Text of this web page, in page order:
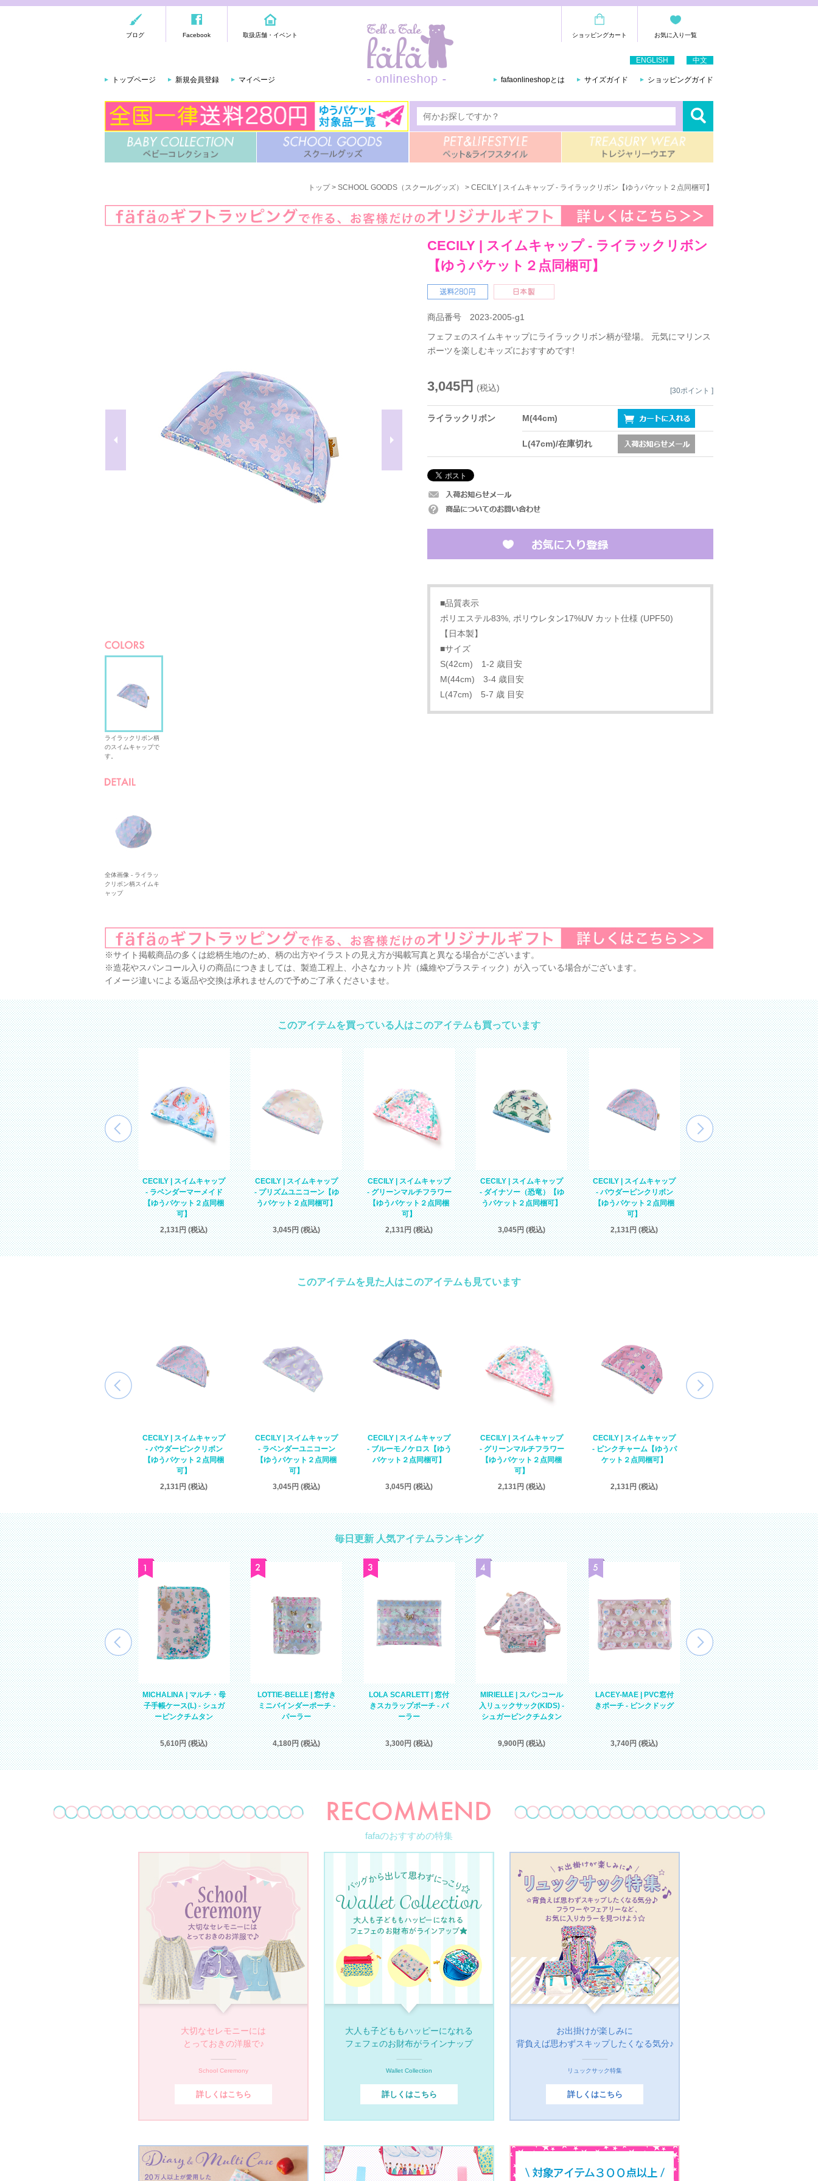
ブログ Facebook 取扱店舗・イベント ショッピングカート お気に入り一覧
ENGLISH 中文
トップページ 新規会員登録 マイページ fafaonlineshopとは サイズガイド ショッピングガイド
トップ> SCHOOL GOODS（スクールグッズ） > CECILY | スイムキャップ - ライラックリボン【ゆうパケット２点同梱可】
CECILY | スイムキャップ - ライラックリボン
【ゆうパケット２点同梱可】
商品番号 2023-2005-g1
フェフェのスイムキャップにライラックリボン柄が登場。 元気にマリンス
ポーツを楽しむキッズにおすすめです!
3,045円 (税込) [30ポイント ]
ライラックリボン M(44cm)
L(47cm)/在庫切れ
■品質表示
ポリエステル83%, ポリウレタン17%UV カット仕様 (UPF50)
【日本製】
■サイズ
S(42cm) 1-2 歳目安
M(44cm) 3-4 歳目安
L(47cm) 5-7 歳 目安
ライラックリボン柄
のスイムキャップで
す。
全体画像 - ライラッ
クリボン柄スイムキ
ャップ
※サイト掲載商品の多くは総柄生地のため、柄の出方やイラストの見え方が掲載写真と異なる場合がございます。
※造花やスパンコール入りの商品につきましては、製造工程上、小さなカット片（繊維やプラスティック）が入っている場合がございます。
イメージ違いによる返品や交換は承れませんので予めご了承くださいませ。
このアイテムを買っている人はこのアイテムも買っています
CECILY | スイムキャップ
- ラベンダーユニコーン
【ゆうパケット２点同梱
可】
3,045円 (税込)
CECILY | スイムキャップ
- ラベンダーマーメイド
【ゆうパケット２点同梱
可】
2,131円 (税込)
CECILY | スイムキャップ
- プリズムユニコーン【ゆ
うパケット２点同梱可】
3,045円 (税込)
CECILY | スイムキャップ
- グリーンマルチフラワー
【ゆうパケット２点同梱
可】
2,131円 (税込)
CECILY | スイムキャップ
- ダイナソー（恐竜）【ゆ
うパケット２点同梱可】
3,045円 (税込)
CECILY | スイムキャップ
- パウダーピンクリボン
【ゆうパケット２点同梱
可】
2,131円 (税込)
CECILY | スイムキャップ
- ラベンダー【ゆうパケッ
ト２点同梱可】
2,131円 (税込)
このアイテムを見た人はこのアイテムも見ています
CECILY | スイムキャップ
- パウダーピンクリボン
【ゆうパケット２点同梱
可】
2,131円 (税込)
CECILY | スイムキャップ
- ラベンダーユニコーン
【ゆうパケット２点同梱
可】
3,045円 (税込)
CECILY | スイムキャップ
- ブルーモノケロス【ゆう
パケット２点同梱可】
3,045円 (税込)
CECILY | スイムキャップ
- グリーンマルチフラワー
【ゆうパケット２点同梱
可】
2,131円 (税込)
CECILY | スイムキャップ
- ピンクチャーム【ゆうパ
ケット２点同梱可】
2,131円 (税込)
毎日更新 人気アイテムランキング
MIRIELLE | スパンコール
入リュックサック(KIDS) -
ミントユニコーン
9,350円 (税込)
MICHALINA | マルチ・母
子手帳ケース(L) - シュガ
ーピンクチムタン
5,610円 (税込)
LOTTIE-BELLE | 窓付き
ミニバインダーポーチ -
パーラー
4,180円 (税込)
LOLA SCARLETT | 窓付
きスカラップポーチ - パ
ーラー
3,300円 (税込)
MIRIELLE | スパンコール
入リュックサック(KIDS) -
シュガーピンクチムタン
9,900円 (税込)
LACEY-MAE | PVC窓付
きポーチ - ピンクドッグ
3,740円 (税込)
【予約品・9月末頃入荷予
定】DONNA | PVCペンケ
ース - シュガーピンクチ
ムタン
3,080円 (税込)
fafaのおすすめの特集
大切なセレモニーには
とっておきの洋服で♪
School Ceremony
詳しくはこちら
大人も子どももハッピーになれる
フェフェのお財布がラインナップ
Wallet Collection
詳しくはこちら
お出掛けが楽しみに
背負えば思わずスキップしたくなる気分♪
リュックサック特集
詳しくはこちら